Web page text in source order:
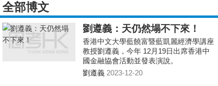
全部博文
劉遵義：天仍然塌不下來！
香港中文大學藍饒富暨藍凱麗經濟學講座
教授劉遵義，今年 12月19日出席香港中
國金融協會活動並發表演說。
劉遵義 2023-12-20